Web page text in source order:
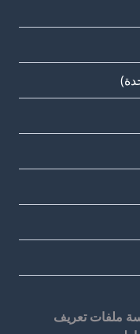
ملفات تعريف